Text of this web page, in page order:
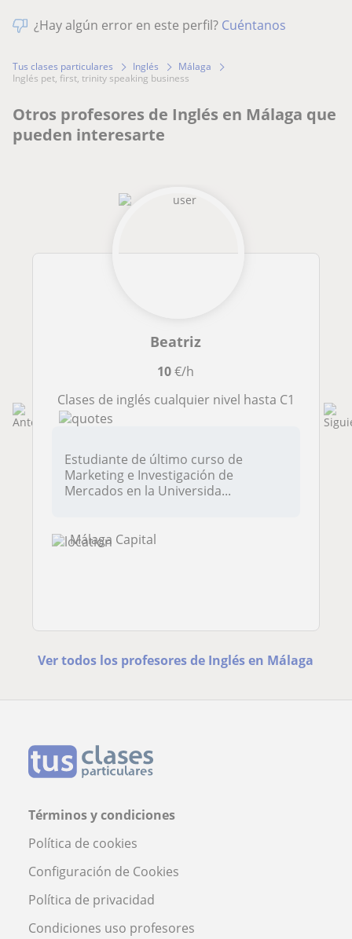
¿Hay algún error en este perfil? Cuéntanos
Tus clases particulares Inglés
Málaga
inglés pet, first, trinity speaking business
Otros profesores de Inglés en Málaga que
pueden interesarte
Beatriz
10€/h
Clases de inglés cualquier nivel hasta C1
Estudiante de último curso de
Marketing e Investigación de
Mercados en la Universida...
Málaga Capital
Ver todos los profesores de Inglés en Málaga
Términos y condiciones
Política de cookies
Configuración de Cookies
Política de privacidad
Condiciones uso profesores